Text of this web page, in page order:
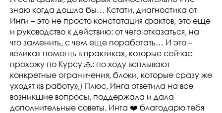
знаю когда дошла бы… Кстати, диагностика от
Инги – это не просто констатация фактов, это еще
и руководство к действию: от чего отказаться, на
что заменить, с чем еще поработать… И это –
великая помощь в практиках, которые сейчас
прохожу по Курсу 🙏: по ходу всплывают
конкретные ограничения, блоки, которые сразу же
уходят «в работу»,) Плюс, Инга ответила на все
возникшие вопросы, поддержала и дала
дополнительные советы. Инга ❤️ благодарю тебя